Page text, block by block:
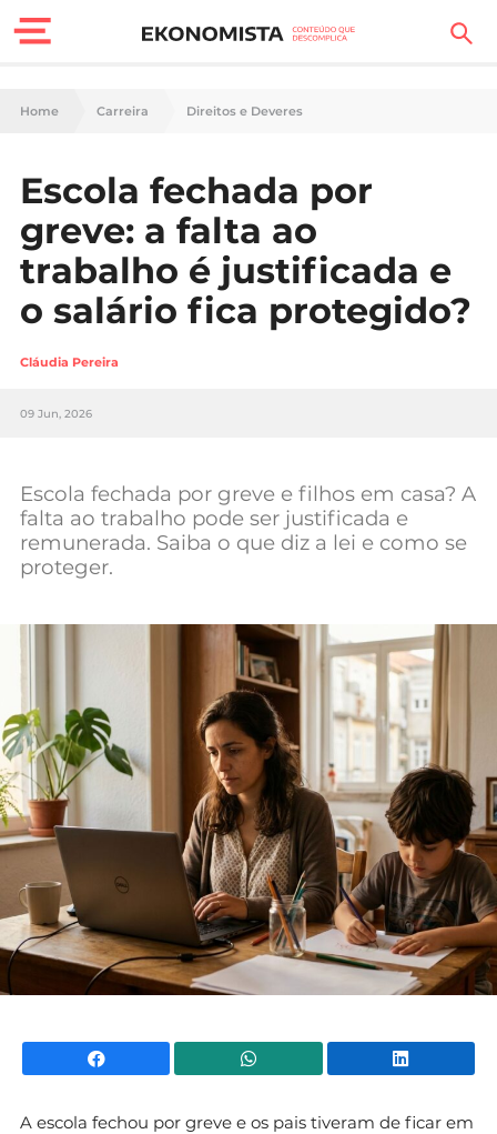
Finanças Pessoais
Carreira
Casa
Lifestyle
Sociedade
Tecnologia
Negócios
Mundial 2026
Home Carreira Direitos e Deveres
Escola fechada por
greve: a falta ao
trabalho é justificada e
o salário fica protegido?
Cláudia Pereira
09 Jun, 2026
Escola fechada por greve e filhos em casa? A
falta ao trabalho pode ser justificada e
remunerada. Saiba o que diz a lei e como se
proteger.
Facebook WhatsApp
A escola fechou por greve e os pais tiveram de ficar em